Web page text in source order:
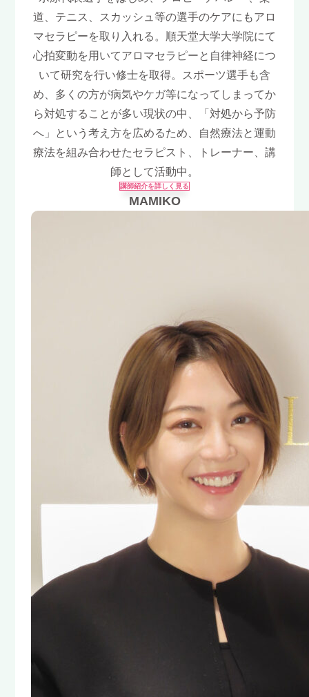
道、テニス、スカッシュ等の選手のケアにもアロ
マセラピーを取り入れる。順天堂大学大学院にて
心拍変動を用いてアロマセラピーと自律神経につ
いて研究を行い修士を取得。スポーツ選手も含
め、多くの方が病気やケガ等になってしまってか
ら対処することが多い現状の中、「対処から予防
へ」という考え方を広めるため、自然療法と運動
療法を組み合わせたセラピスト、トレーナー、講
師として活動中。
講師紹介を詳しく見る
MAMIKO